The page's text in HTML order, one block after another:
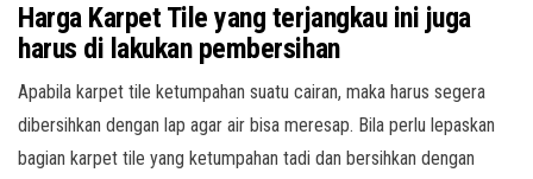
Harga Karpet Tile yang terjangkau ini juga
harus di lakukan pembersihan
Apabila karpet tile ketumpahan suatu cairan, maka harus segera
dibersihkan dengan lap agar air bisa meresap. Bila perlu lepaskan
bagian karpet tile yang ketumpahan tadi dan bersihkan dengan